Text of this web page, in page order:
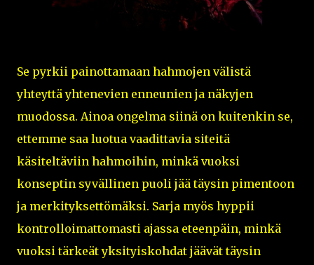
Se pyrkii painottamaan hahmojen välistä
yhteyttä yhtenevien enneunien ja näkyjen
muodossa. Ainoa ongelma siinä on kuitenkin se,
ettemme saa luotua vaadittavia siteitä
käsiteltäviin hahmoihin, minkä vuoksi
konseptin syvällinen puoli jää täysin pimentoon
ja merkityksettömäksi. Sarja myös hyppii
kontrolloimattomasti ajassa eteenpäin, minkä
vuoksi tärkeät yksityiskohdat jäävät täysin